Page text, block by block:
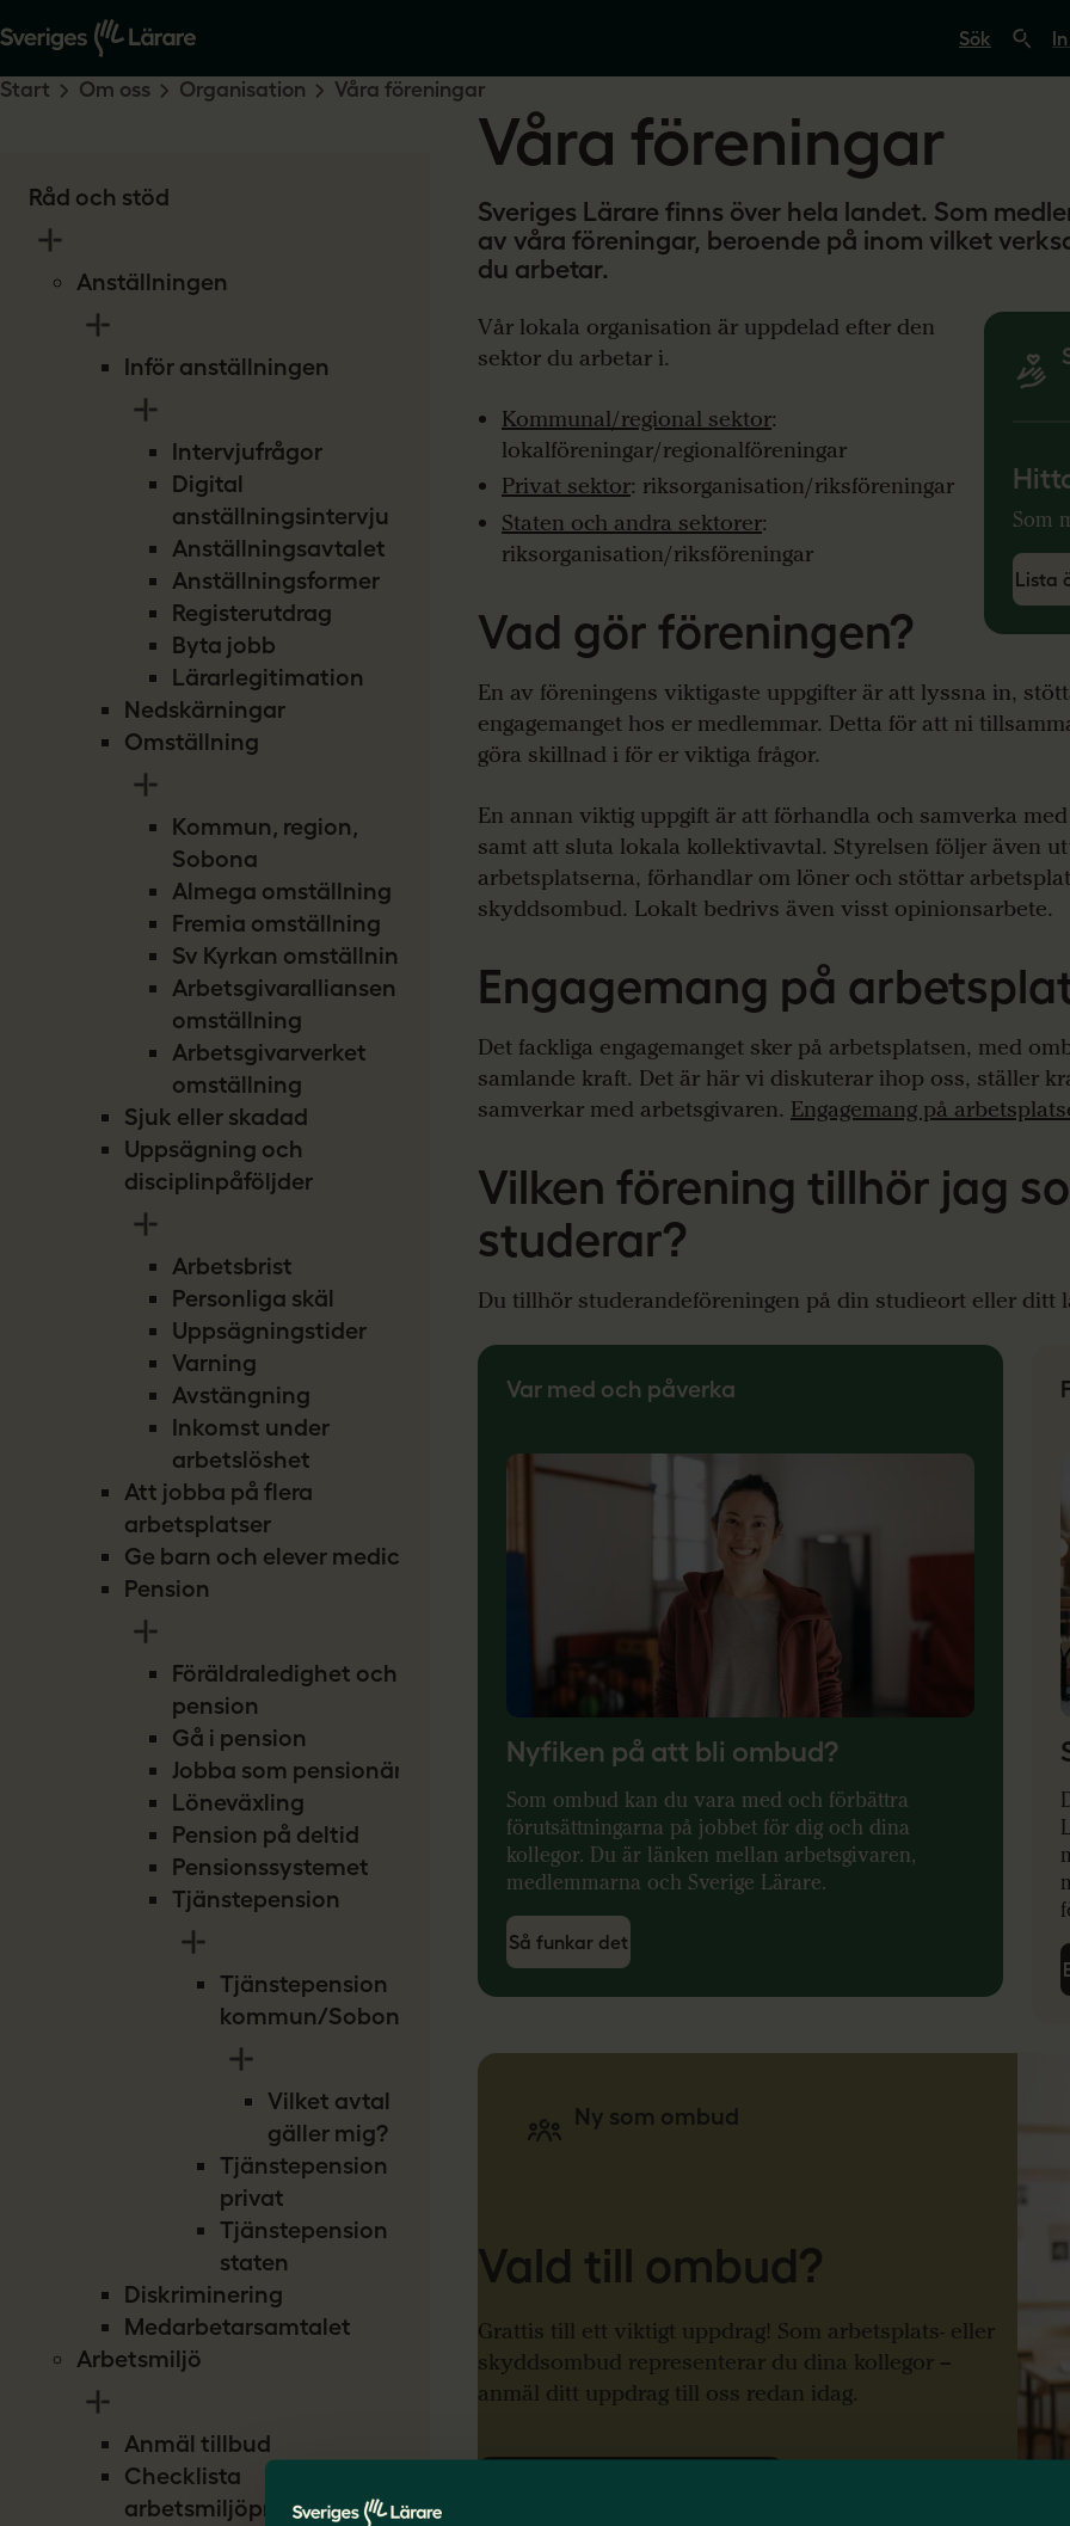
ö
p
g
e
Råd och stöd
Anställningen
Inför anställningen
Intervjufrågor
Digital
anställningsintervju
Anställningsavtalet
Anställningsformer
Registerutdrag
Byta jobb
Lärarlegitimation
Nedskärningar
Omställning
Kommun, region,
Sobona
Almega omställning
Fremia omställning
Sv Kyrkan omställning
Arbetsgivaralliansen
omställning
Arbetsgivarverket
omställning
Sjuk eller skadad
Uppsägning och
disciplinpåföljder
Arbetsbrist
Personliga skäl
Uppsägningstider
Varning
Avstängning
Inkomst under
arbetslöshet
Att jobba på flera
arbetsplatser
Ge barn och elever medicin
Pension
Föräldraledighet och
pension
Gå i pension
Jobba som pensionär
Löneväxling
Pension på deltid
Pensionssystemet
Tjänstepension
Tjänstepension
kommun/Sobona
Vilket avtal
gäller mig?
Tjänstepension
privat
Tjänstepension
staten
Diskriminering
Medarbetarsamtalet
Arbetsmiljö
Anmäl tillbud
Checklista
arbetsmiljöproblem
Start Om oss Organisation Våra föreningar
Våra föreningar
Sveriges Lärare finns över hela landet. Som
av våra föreningar, beroende på inom vilket
du arbetar.
Som
Lista
Vår lokala organisation är uppdelad efter den
sektor du arbetar i.
Kommunal/regional sektor:
lokalföreningar/regionalföreningar
Privat sektor: riksorganisation/riksföreningar
Staten och andra sektorer:
riksorganisation/riksföreningar
Vad gör föreningen?
En av föreningens viktigaste uppgifter är att lyssna in,
engagemanget hos er medlemmar. Detta för att ni
göra skillnad i för er viktiga frågor.
En annan viktig uppgift är att förhandla och samverka
samt att sluta lokala kollektivavtal. Styrelsen följer även
arbetsplatserna, förhandlar om löner och stöttar
skyddsombud. Lokalt bedrivs även visst opinionsarbete.
Engagemang på
Det fackliga engagemanget sker på arbetsplatsen, med
samlande kraft. Det är här vi diskuterar ihop oss, ställer
samverkar med arbetsgivaren. Engagemang på
Vilken förening tillhör jag
studerar?
Du tillhör studerandeföreningen på din studieort eller ditt
Var med och påverka
Nyfiken på att bli ombud?
Som ombud kan du vara med och förbättra
förutsättningarna på jobbet för dig och dina
kollegor. Du är länken mellan arbetsgivaren,
medlemmarna och Sverige Lärare.
Så funkar det
Ny som ombud
Vald till ombud?
Grattis till ett viktigt uppdrag! Som arbetsplats- eller
skyddsombud representerar du dina kollegor –
anmäl ditt uppdrag till oss redan idag.